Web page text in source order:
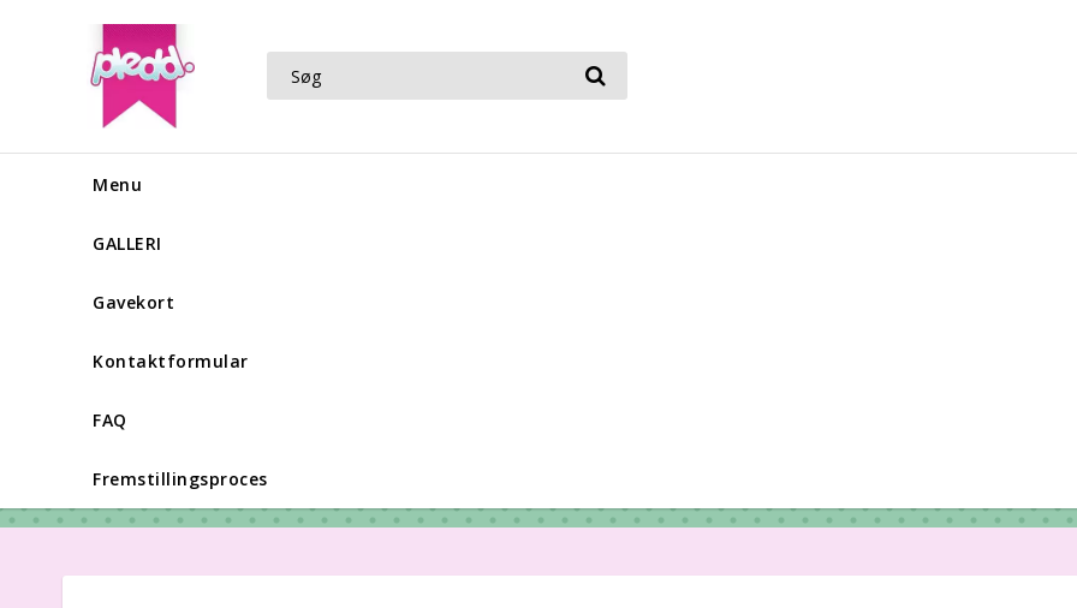
Menu
GALLERI
Gavekort
Kontaktformular
FAQ
Fremstillingsproces